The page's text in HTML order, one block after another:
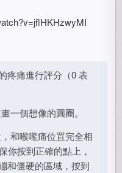
疼痛進行評分（0 表
一個想像的圓圈。
和喉嚨痛位罝完全相
你按到正確的點上，
和僵硬的區域，按到